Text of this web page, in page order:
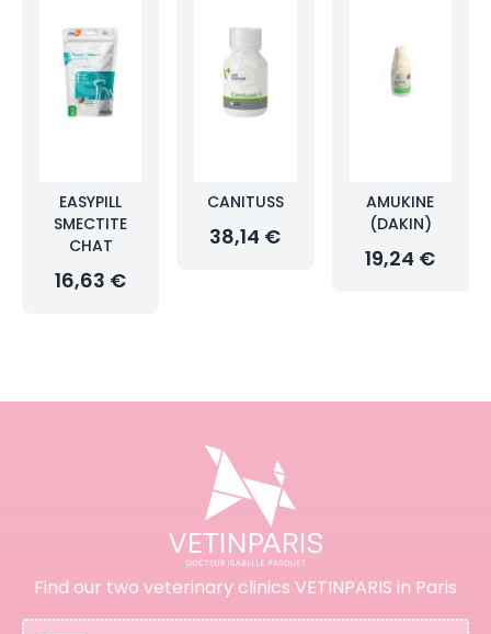
EASYPILL
SMECTITE
CHAT
16,63 €
CANITUSS
38,14 €
AMUKINE
(DAKIN)
19,24 €
Find our two veterinary clinics VETINPARIS in Paris